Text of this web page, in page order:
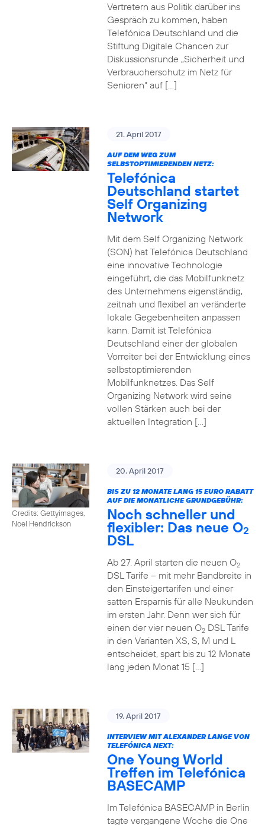
Vertretern aus Politik darüber ins
Gespräch zu kommen, haben
Telefónica Deutschland und die
Stiftung Digitale Chancen zur
Diskussionsrunde „Sicherheit und
Verbraucherschutz im Netz für
Senioren“ auf […]
21. April 2017
AUF DEM WEG ZUM
SELBSTOPTIMIERENDEN NETZ:
Telefónica
Deutschland startet
Self Organizing
Network
Mit dem Self Organizing Network
(SON) hat Telefónica Deutschland
eine innovative Technologie
eingeführt, die das Mobilfunknetz
des Unternehmens eigenständig,
zeitnah und flexibel an veränderte
lokale Gegebenheiten anpassen
kann. Damit ist Telefónica
Deutschland einer der globalen
Vorreiter bei der Entwicklung eines
selbstoptimierenden
Mobilfunknetzes. Das Self
Organizing Network wird seine
vollen Stärken auch bei der
aktuellen Integration […]
Credits: Gettyimages,
Noel Hendrickson
20. April 2017
BIS ZU 12 MONATE LANG 15 EURO RABATT
AUF DIE MONATLICHE GRUNDGEBÜHR:
Noch schneller und
flexibler: Das neue O2
DSL
Ab 27. April starten die neuen O2
DSL Tarife – mit mehr Bandbreite in
den Einsteigertarifen und einer
satten Ersparnis für alle Neukunden
im ersten Jahr. Denn wer sich für
einen der vier neuen O2DSL Tarife
in den Varianten XS, S, M und L
entscheidet, spart bis zu 12 Monate
lang jeden Monat 15 […]
19. April 2017
INTERVIEW MIT ALEXANDER LANGE VON
TELEFÓNICA NEXT:
One Young World
Treffen im Telefónica
BASECAMP
Im Telefónica BASECAMP in Berlin
tagte vergangene Woche die One